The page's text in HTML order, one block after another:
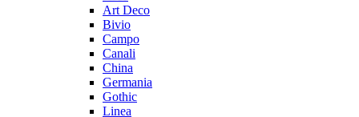
Art Deco
Bivio
Campo
Canali
China
Germania
Gothic
Linea